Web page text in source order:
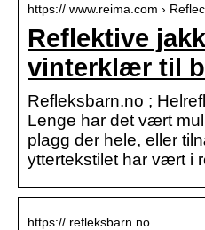
https:// www.reima.com ›
Reflektive
vinterklær til
Refleksbarn.no ;
Lenge har det vært
plagg der hele, eller
yttertekstilet har vært i
https:// refleksbarn.no